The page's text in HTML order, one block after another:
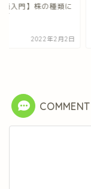
語入門】株の種類に
て
2022年2月2日
COMMENT